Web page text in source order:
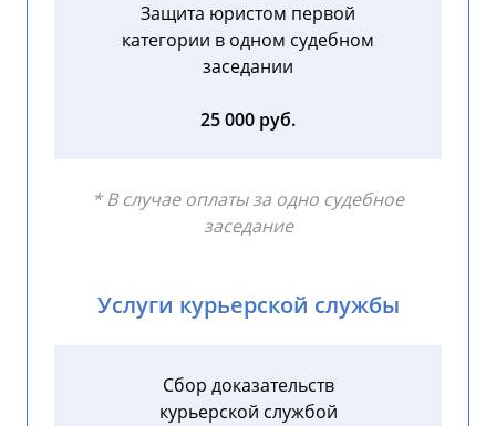
Защита юристом первой
категории в одном судебном
заседании
25 000 руб.
* В случае оплаты за одно судебное
заседание
Услуги курьерской службы
Сбор доказательств
курьерской службой